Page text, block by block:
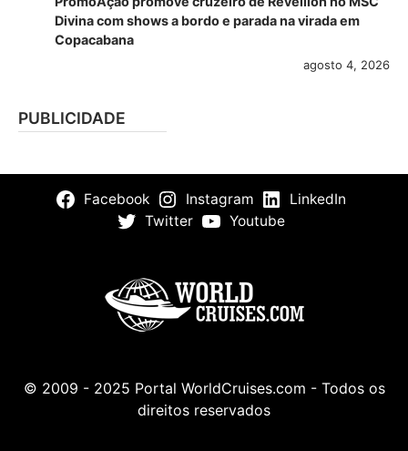
Divina com shows a bordo e parada na virada em
Copacabana
agosto 4, 2026
PUBLICIDADE
Facebook Instagram
LinkedIn
Twitter
Youtube
© 2009 - 2025 Portal WorldCruises.com - Todos os
direitos reservados